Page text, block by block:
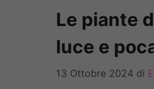
Le piante
luce e
13 Ottobre 2024 di